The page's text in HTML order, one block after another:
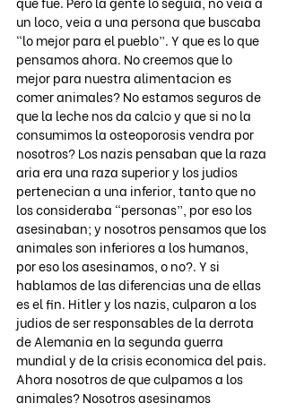
un loco, veia a una persona que buscaba
“lo mejor para el pueblo”. Y que es lo que
pensamos ahora. No creemos que lo
mejor para nuestra alimentacion es
comer animales? No estamos seguros de
que la leche nos da calcio y que si no la
consumimos la osteoporosis vendra por
nosotros? Los nazis pensaban que la raza
aria era una raza superior y los judios
pertenecian a una inferior, tanto que no
los consideraba “personas”, por eso los
asesinaban; y nosotros pensamos que los
animales son inferiores a los humanos,
por eso los asesinamos, o no?. Y si
hablamos de las diferencias una de ellas
es el fin. Hitler y los nazis, culparon a los
judios de ser responsables de la derrota
de Alemania en la segunda guerra
mundial y de la crisis economica del pais.
Ahora nosotros de que culpamos a los
animales? Nosotros asesinamos